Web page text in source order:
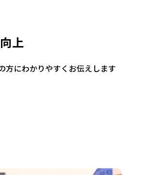
上
方にわかりやすくお伝えします